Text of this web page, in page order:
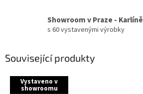
Showroom v Praze - Karlíně
s 60 vystavenými výrobky
Související produkty
Vystaveno v
showroomu